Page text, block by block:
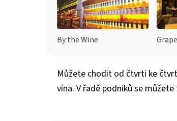
By the Wine
Můžete chodit od čtvrti ke
vína. V řadě podniků se